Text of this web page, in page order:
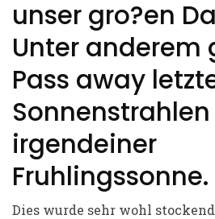
unser gro?en
Unter anderem
Pass away
Sonnenstrahlen
irgendeiner
Fruhlingssonne.
Dies wurde sehr wohl